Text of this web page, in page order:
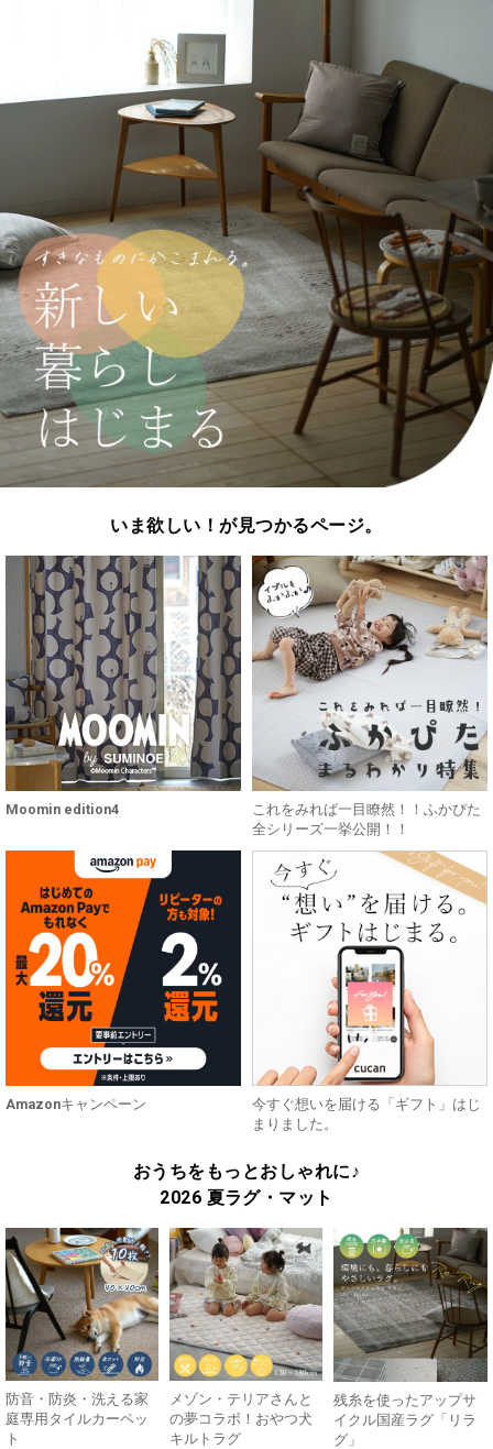
いま欲しい！が見つかるページ。
Moomin edition4
これをみれば一目瞭然！！ふかぴた
全シリーズ一挙公開！！
Amazonキャンペーン
今すぐ想いを届ける「ギフト」はじ
まりました。
おうちをもっとおしゃれに♪
2026 夏ラグ・マット
防音・防炎・洗える家
庭専用タイルカーペッ
ト
メゾン・テリアさんと
の夢コラボ！おやつ犬
キルトラグ
残糸を使ったアップサ
イクル国産ラグ「リラ
グ」